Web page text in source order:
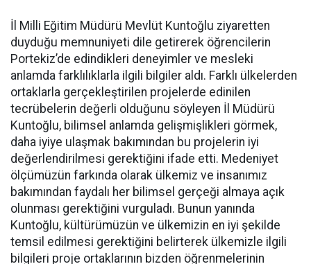
İl Milli Eğitim Müdürü Mevlüt Kuntoğlu ziyaretten
duyduğu memnuniyeti dile getirerek öğrencilerin
Portekiz’de edindikleri deneyimler ve mesleki
anlamda farklılıklarla ilgili bilgiler aldı. Farklı ülkelerden
ortaklarla gerçekleştirilen projelerde edinilen
tecrübelerin değerli olduğunu söyleyen İl Müdürü
Kuntoğlu, bilimsel anlamda gelişmişlikleri görmek,
daha iyiye ulaşmak bakımından bu projelerin iyi
değerlendirilmesi gerektiğini ifade etti. Medeniyet
ölçümüzün farkında olarak ülkemiz ve insanımız
bakımından faydalı her bilimsel gerçeği almaya açık
olunması gerektiğini vurguladı. Bunun yanında
Kuntoğlu, kültürümüzün ve ülkemizin en iyi şekilde
temsil edilmesi gerektiğini belirterek ülkemizle ilgili
bilgileri proje ortaklarının bizden öğrenmelerinin